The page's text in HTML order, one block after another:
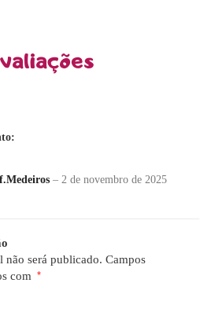
– 2 de novembro de 2025
não será publicado. Campos
com
*